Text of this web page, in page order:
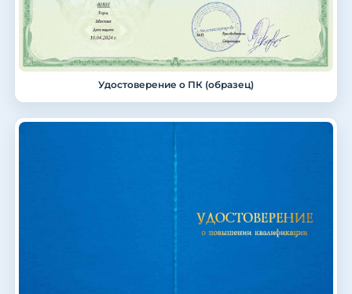
Удостоверение о ПК (образец)